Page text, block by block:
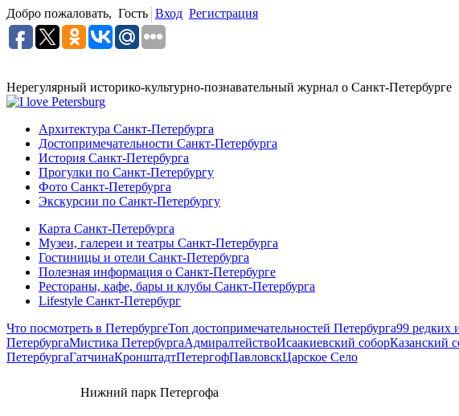
Добро пожаловать, Гость Вход Регистрация
Нерегулярный историко-культурно-познавательный журнал о Санкт-Петербурге
Архитектура Санкт-Петербурга
Достопримечательности Санкт-Петербурга
История Санкт-Петербурга
Прогулки по Санкт-Петербургу
Фото Санкт-Петербурга
Экскурсии по Санкт-Петербургу
Карта Санкт-Петербурга
Музеи, галереи и театры Санкт-Петербурга
Гостиницы и отели Санкт-Петербурга
Полезная информация о Санкт-Петербурге
Рестораны, кафе, бары и клубы Санкт-Петербурга
Lifestyle Санкт-Петербург
Что посмотреть в ПетербургеТоп достопримечательностей Петербурга99 редких
ПетербургаМистика ПетербургаАдмиралтействоИсаакиевский соборКазанский
ПетербургаГатчинаКронштадтПетергофПавловскЦарское Село
Нижний парк Петергофа